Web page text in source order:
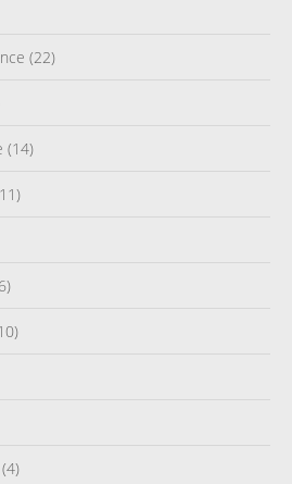
(22)
(14)
(4)